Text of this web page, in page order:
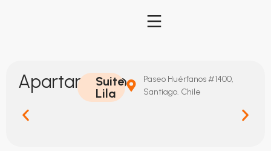
Apartamento
Suite
Lila
Paseo Huérfanos #1400,
Santiago. Chile